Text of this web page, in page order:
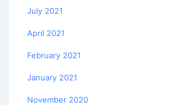
July 2021
April 2021
February 2021
January 2021
November 2020